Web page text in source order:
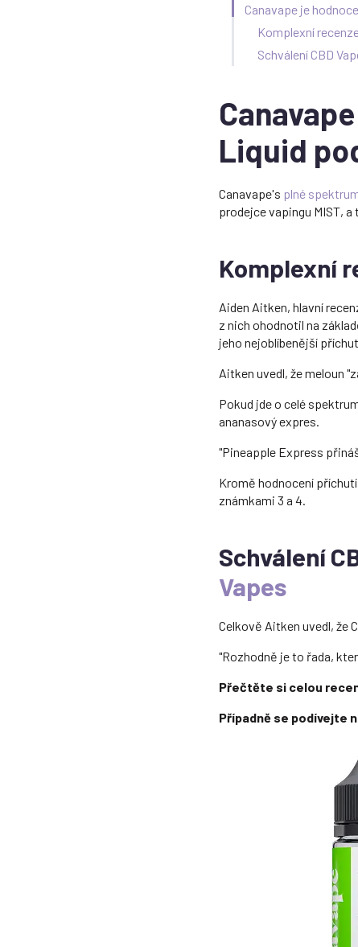
Canavape je
Komplexní
Schválení CBD
Liquid
Canavape's plné
prodejce vapingu MIST, a
Komplexní
Aiden Aitken, hlavní
z nich ohodnotil na
jeho nejoblíbenější
Aitken uvedl, že meloun
Pokud jde o celé
ananasový expres.
"Pineapple Express
Kromě hodnocení
známkami 3 a 4.
Schválení
Vapes
Celkově Aitken uvedl, že
"Rozhodně je to řada,
Přečtěte si celou
Případně se podívejte